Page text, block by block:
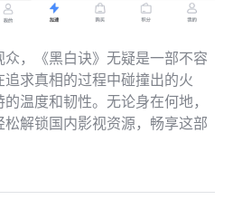
，《黑白诀》无疑是一部不容
求真相的过程中碰撞出的火
温度和韧性。无论身在何地，
解锁国内影视资源，畅享这部